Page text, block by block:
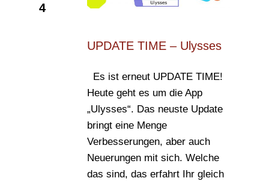
4
UPDATE TIME – Ulysses
Es ist erneut UPDATE TIME!
Heute geht es um die App
„Ulysses“. Das neuste Update
bringt eine Menge
Verbesserungen, aber auch
Neuerungen mit sich. Welche
das sind, das erfahrt Ihr gleich